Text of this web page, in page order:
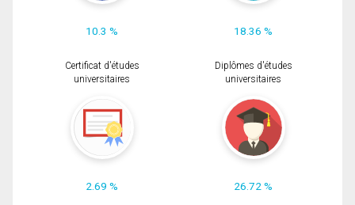
10.3 % 18.36 %
Certificat d'études
universitaires
2.69 %
Diplômes d'études
universitaires
26.72 %